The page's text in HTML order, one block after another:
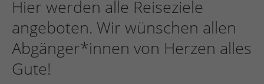
Get in touch
Cybersteel Inc.
376-293 City Road, Suite 600
San Francisco, CA 94102
Hier werden alle Reiseziele
angeboten. Wir wünschen allen
Abgänger*innen von Herzen alles
Gute!